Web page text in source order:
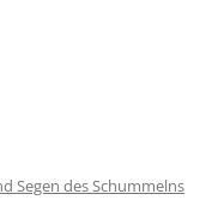
Segen des Schummelns